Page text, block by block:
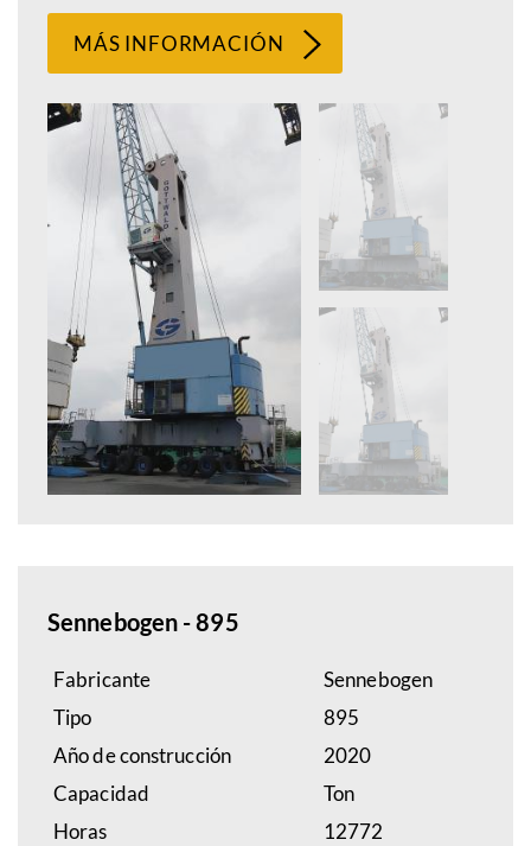
MÁS INFORMACIÓN
Sennebogen - 895
Fabricante
Sennebogen
Tipo
895
Año de construcción
2020
Capacidad
Ton
Horas
12772